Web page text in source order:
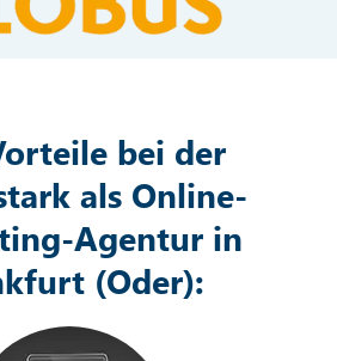
bei der
als Online-
Agentur in
(Oder):